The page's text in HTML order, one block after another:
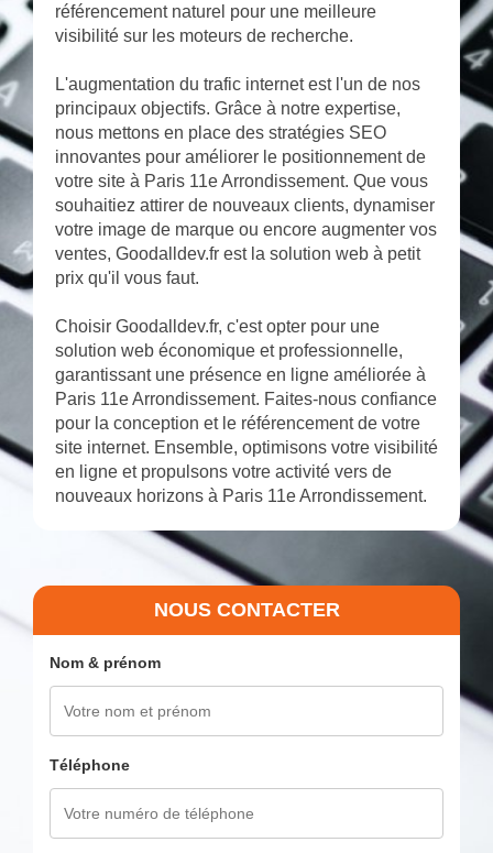
référencement naturel pour une meilleure
visibilité sur les moteurs de recherche.
L'augmentation du trafic internet est l'un de nos
principaux objectifs. Grâce à notre expertise,
nous mettons en place des stratégies SEO
innovantes pour améliorer le positionnement de
votre site à Paris 11e Arrondissement. Que vous
souhaitiez attirer de nouveaux clients, dynamiser
votre image de marque ou encore augmenter vos
ventes, Goodalldev.fr est la solution web à petit
prix qu'il vous faut.
Choisir Goodalldev.fr, c'est opter pour une
solution web économique et professionnelle,
garantissant une présence en ligne améliorée à
Paris 11e Arrondissement. Faites-nous confiance
pour la conception et le référencement de votre
site internet. Ensemble, optimisons votre visibilité
en ligne et propulsons votre activité vers de
nouveaux horizons à Paris 11e Arrondissement.
NOUS CONTACTER
Nom & prénom
Téléphone